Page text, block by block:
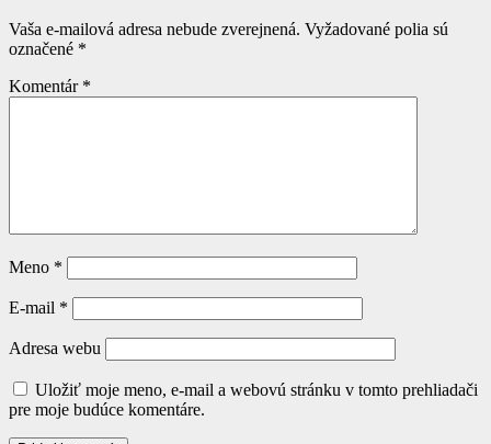
Vaša e-mailová adresa nebude zverejnená. Vyžadované polia sú
označené *
Komentár *
Meno *
E-mail *
Adresa webu
Uložiť moje meno, e-mail a webovú stránku v tomto prehliadači
pre moje budúce komentáre.